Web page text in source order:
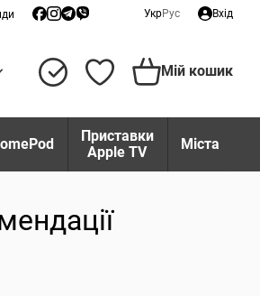
УкрРус Вхід
Мій кошик
Приставки
Apple TV
Міста